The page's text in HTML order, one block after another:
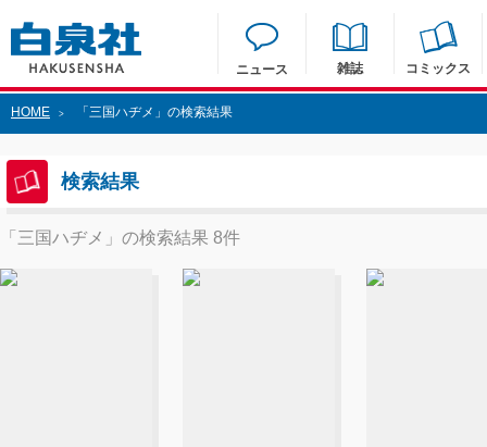
ニュース 雑誌 コミックス
HOME > 「三国ハヂメ」の検索結果
検索結果
「三国ハヂメ」の検索結果 8件